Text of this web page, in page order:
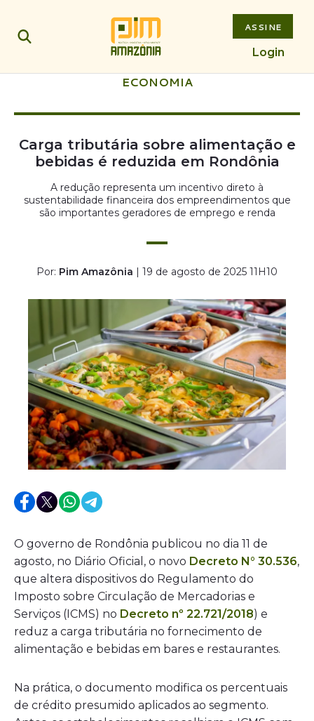
ASSINE
Login
ECONOMIA
Carga tributária sobre alimentação e
bebidas é reduzida em Rondônia
A redução representa um incentivo direto à
sustentabilidade financeira dos empreendimentos que
são importantes geradores de emprego e renda
Por: Pim Amazônia | 19 de agosto de 2025 11H10
O governo de Rondônia publicou no dia 11 de
agosto, no Diário Oficial, o novo Decreto N° 30.536,
que altera dispositivos do Regulamento do
Imposto sobre Circulação de Mercadorias e
Serviços (ICMS) no Decreto nº 22.721/2018) e
reduz a carga tributária no fornecimento de
alimentação e bebidas em bares e restaurantes.
Na prática, o documento modifica os percentuais
de crédito presumido aplicados ao segmento.